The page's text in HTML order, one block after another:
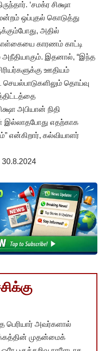
‘சமக்ர சிக்ஷா
ஒப்புதல் கொடுத்து
அதில்
காரணம் காட்டி
அநீதியாகும். இதனால், “இந்த
ஊதியம்
செயல்பாடுகளிலும் தொய்வு
அபியான் நிதி
இல்லாதபோது எதற்காக
என்கிறார், கல்வியாளர்
அவர்களால்
முதன்மைக்